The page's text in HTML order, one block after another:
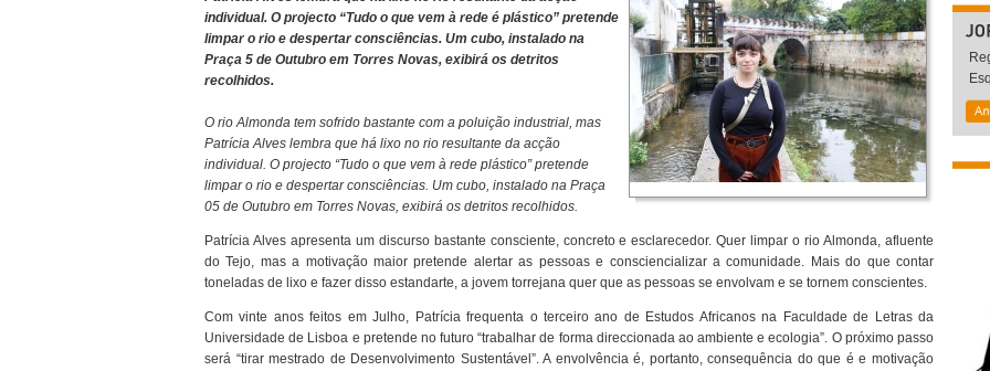
individual. O projecto “Tudo o que vem à rede é plástico” pretende
limpar o rio e despertar consciências. Um cubo, instalado na
Praça 5 de Outubro em Torres Novas, exibirá os detritos
recolhidos.
O rio Almonda tem sofrido bastante com a poluição industrial, mas
Patrícia Alves lembra que há lixo no rio resultante da acção
individual. O projecto “Tudo o que vem à rede plástico” pretende
limpar o rio e despertar consciências. Um cubo, instalado na Praça
05 de Outubro em Torres Novas, exibirá os detritos recolhidos.
Patrícia Alves apresenta um discurso bastante consciente, concreto e esclarecedor. Quer limpar o rio Almonda, afluente
do Tejo, mas a motivação maior pretende alertar as pessoas e consciencializar a comunidade. Mais do que contar
toneladas de lixo e fazer disso estandarte, a jovem torrejana quer que as pessoas se envolvam e se tornem conscientes.
Com vinte anos feitos em Julho, Patrícia frequenta o terceiro ano de Estudos Africanos na Faculdade de Letras da
Universidade de Lisboa e pretende no futuro “trabalhar de forma direccionada ao ambiente e ecologia”. O próximo passo
será “tirar mestrado de Desenvolvimento Sustentável”. A envolvência é, portanto, consequência do que é e motivação